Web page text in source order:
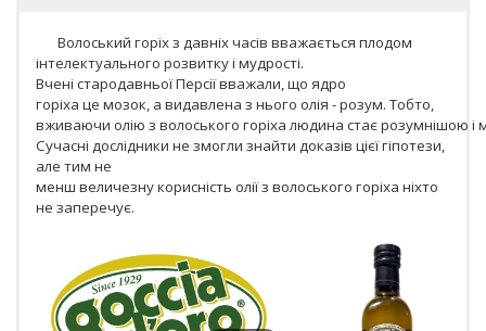
Волоський горіх з давніх часів вважається плодом
інтелектуального розвитку і мудрості.
Вчені стародавньої Персії вважали, що ядро
горіха це мозок, а видавлена з нього олія - розум. Тобто,
вживаючи олію з волоського горіха людина стає розумнішою і
Сучасні дослідники не змогли знайти доказів цієї гіпотези,
але тим не
менш величезну корисність олії з волоського горіха ніхто
не заперечує.